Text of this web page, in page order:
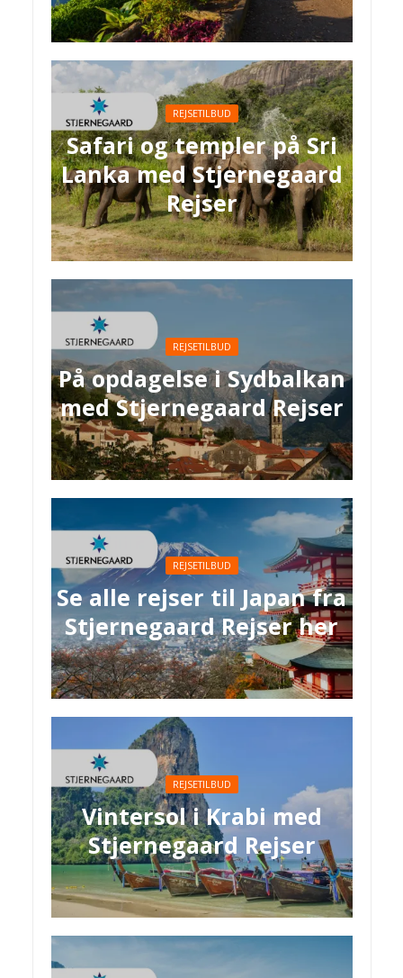
REJSETILBUD
Safari og templer på Sri
Lanka med Stjernegaard
Rejser
REJSETILBUD
På opdagelse i Sydbalkan
med Stjernegaard Rejser
REJSETILBUD
Se alle rejser til Japan fra
Stjernegaard Rejser her
REJSETILBUD
Vintersol i Krabi med
Stjernegaard Rejser